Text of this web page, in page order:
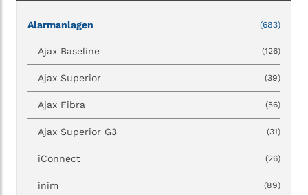
Alarmanlagen (683)
Ajax Baseline (126)
Ajax Superior (39)
Ajax Fibra (56)
Ajax Superior G3 (31)
iConnect (26)
inim (89)